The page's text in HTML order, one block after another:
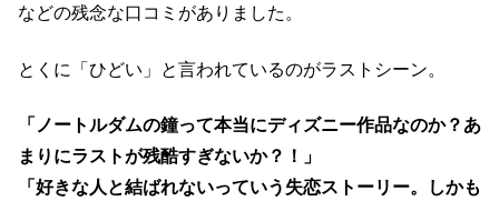
などの残念な口コミがありました。
とくに「ひどい」と言われているのがラストシーン。
「ノートルダムの鐘って本当にディズニー作品なのか？あ
まりにラストが残酷すぎないか？！」
「好きな人と結ばれないっていう失恋ストーリー。しかも